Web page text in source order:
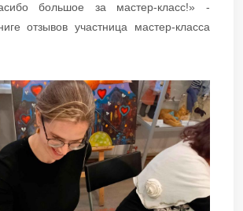
большое за мастер-класс!» -
отзывов участница мастер-класса